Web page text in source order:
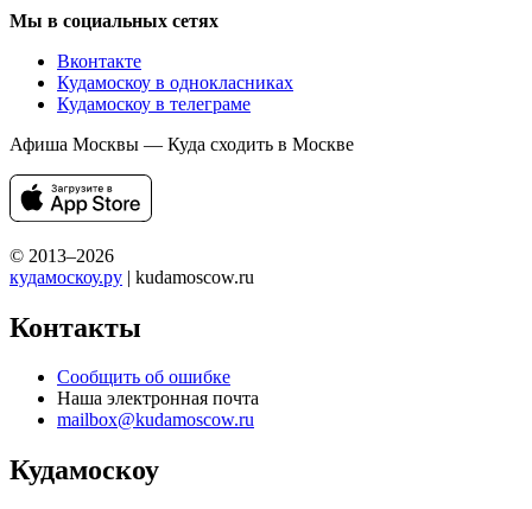
Мы в социальных сетях
Вконтакте
Кудамоскоу в однокласниках
Кудамоскоу в телеграме
Афиша Москвы — Куда сходить в Москве
© 2013–2026
кудамоскоу.ру | kudamoscow.ru
Контакты
Сообщить об ошибке
Наша электронная почта
mailbox@kudamoscow.ru
Кудамоскоу